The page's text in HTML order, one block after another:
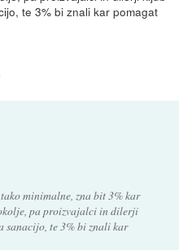
te 3% bi znali kar pomagat
minimalne, zna bit 3% kar
pa proizvajalci in dilerji
sanacijo, te 3% bi znali kar